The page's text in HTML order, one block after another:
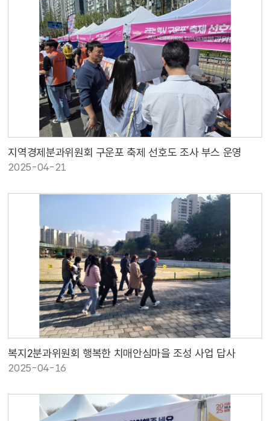
지역경제분과위원회 구운포 축제 선호도 조사 부스 운영
2025-04-21
복지2분과위원회 행복한 치매안심마을 조성 사업 답사
2025-04-16